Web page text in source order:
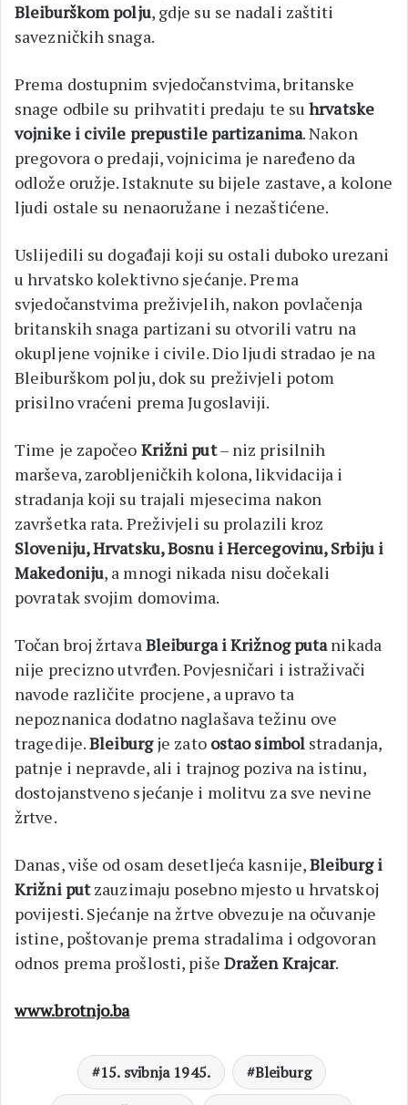
Bleiburškom polju, gdje su se nadali zaštiti
savezničkih snaga.
Prema dostupnim svjedočanstvima, britanske
snage odbile su prihvatiti predaju te suhrvatske
vojnike i civile prepustile partizanima. Nakon
pregovora o predaji, vojnicima je naređeno da
odlože oružje. Istaknute su bijele zastave, a kolone
ljudi ostale su nenaoružane i nezaštićene.
Uslijedili su događaji koji su ostali duboko urezani
u hrvatsko kolektivno sjećanje. Prema
svjedočanstvima preživjelih, nakon povlačenja
britanskih snaga partizani su otvorili vatru na
okupljene vojnike i civile. Dio ljudi stradao je na
Bleiburškom polju, dok su preživjeli potom
prisilno vraćeni prema Jugoslaviji.
Time je započeo Križni put– niz prisilnih
marševa, zarobljeničkih kolona, likvidacija i
stradanja koji su trajali mjesecima nakon
završetka rata. Preživjeli su prolazili kroz
Sloveniju, Hrvatsku, Bosnu i Hercegovinu, Srbiju i
Makedoniju, a mnogi nikada nisu dočekali
povratak svojim domovima.
Točan broj žrtavaBleiburga i Križnog putanikada
nije precizno utvrđen. Povjesničari i istraživači
navode različite procjene, a upravo ta
nepoznanica dodatno naglašava težinu ove
tragedije.Bleiburgje zato ostao simbol stradanja,
patnje i nepravde, ali i trajnog poziva na istinu,
dostojanstveno sjećanje i molitvu za sve nevine
žrtve.
Danas, više od osam desetljeća kasnije,Bleiburg i
Križni putzauzimaju posebno mjesto u hrvatskoj
povijesti. Sjećanje na žrtve obvezuje na očuvanje
istine, poštovanje prema stradalima i odgovoran
odnos prema prošlosti, piše Dražen Krajcar.
www.brotnjo.ba
15. svibnja 1945.
Bleiburg